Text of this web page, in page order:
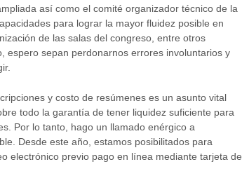
así como el comité organizador técnico de la
para lograr la mayor fluidez posible en
de las salas del congreso, entre otros
espero sepan perdonarnos errores involuntarios y
y costo de resúmenes es un asunto vital
todo la garantía de tener liquidez suficiente para
Por lo tanto, hago un llamado enérgico a
Desde este año, estamos posibilitados para
electrónico previo pago en línea mediante tarjeta de